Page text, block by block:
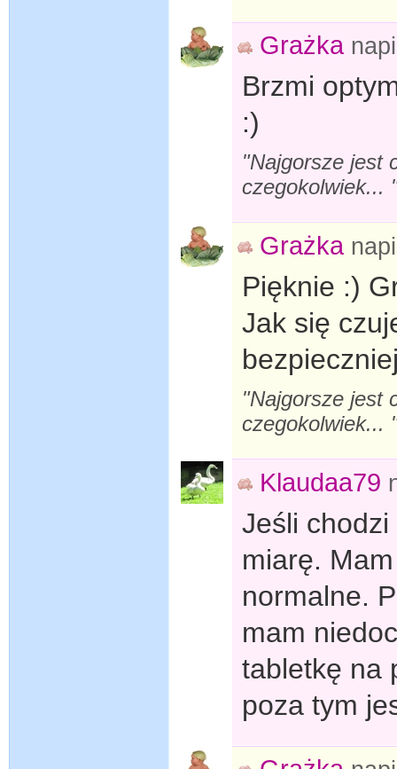
Grażka
Brzmi
:)
"Najgorsze jest
czegokolwiek...
Grażka
Pięknie :)
Jak się
"Najgorsze jest
czegokolwiek...
Klaudaa79
Jeśli
miarę.
normalne.
mam
tabletkę na
poza tym